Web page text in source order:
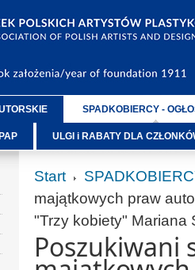
SPADKOBIERCY -
ULGI i RABATY DLA
Start
majątkowych praw
"Trzy kobiety" Mariana
Poszukiwani